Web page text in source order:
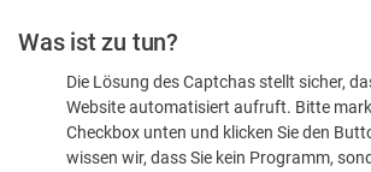
sind
Was ist zu tun?
Die Lösung des Captchas stellt sicher,
Website automatisiert aufruft. Bitte
Checkbox unten und klicken Sie den
wissen wir, dass Sie kein Programm,